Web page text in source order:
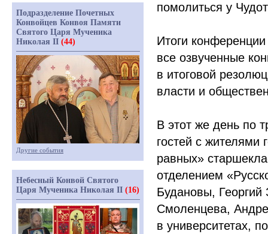
помолиться у
Итоги
все озвученные
в итоговой
власти и
В этот же день по
гостей с жителями
равных»
отделением
Будановы,
Смоленцева,
в университетах,
Подразделение Почетных
Конвойцев Конвоя Памяти
Святого Царя Мученика
Николая II (44)
Другие события
Небесный Конвой Святого
Царя Мученика Николая II (16)